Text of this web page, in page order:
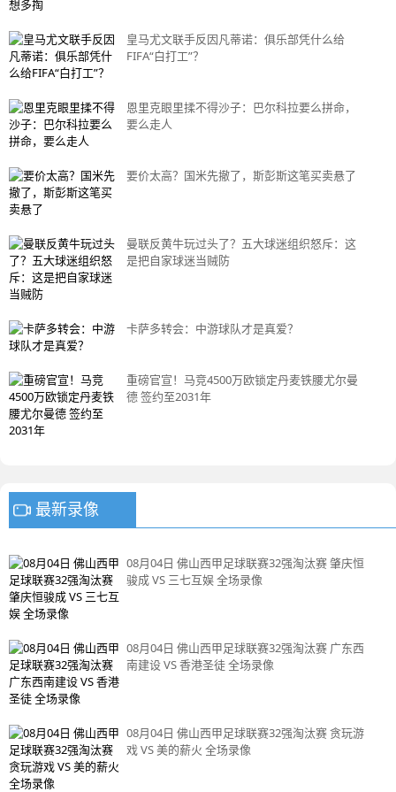
皇马尤文联手反因凡蒂诺：俱乐部凭什么给
FIFA“白打工”？
恩里克眼里揉不得沙子：巴尔科拉要么拼命，
要么走人
要价太高？国米先撤了，斯彭斯这笔买卖悬了
曼联反黄牛玩过头了？五大球迷组织怒斥：这
是把自家球迷当贼防
卡萨多转会：中游球队才是真爱？
重磅官宣！马竞4500万欧锁定丹麦铁腰尤尔曼
德 签约至2031年
最新录像
08月04日 佛山西甲足球联赛32强淘汰赛 肇庆恒
骏成 VS 三七互娱 全场录像
08月04日 佛山西甲足球联赛32强淘汰赛 广东西
南建设 VS 香港圣徒 全场录像
08月04日 佛山西甲足球联赛32强淘汰赛 贪玩游
戏 VS 美的薪火 全场录像